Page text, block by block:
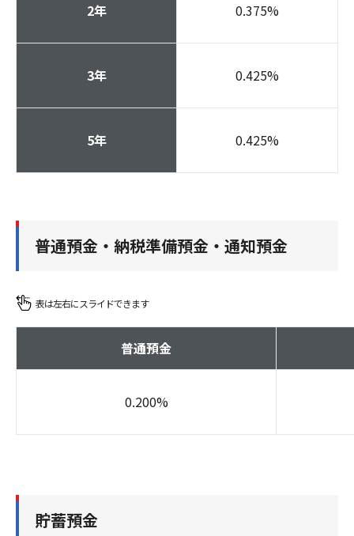
2年 0.375%
3年 0.425%
5年 0.425%
普通預金・納税準備預金・通知預金
普通預金
0.200%
貯蓄預金